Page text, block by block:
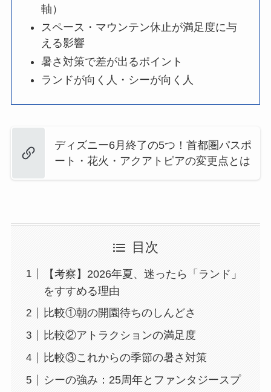
軸）
スペース・マウンテン休止が満足度に与
える影響
暑さ対策で差が出るポイント
ランドが向く人・シーが向く人
ディズニー6月終了の5つ！首都圏パスポ
ート・花火・アクアトピアの変更点とは
目次
【考察】2026年夏、迷ったら「ランド」
をすすめる理由
比較①朝の開園待ちのしんどさ
比較②アトラクションの満足度
比較③これからの季節の暑さ対策
シーの強み：25周年とファンタジースプ